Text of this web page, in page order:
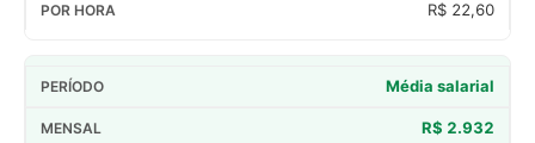
R$ 22,60
Média salarial
R$ 2.932